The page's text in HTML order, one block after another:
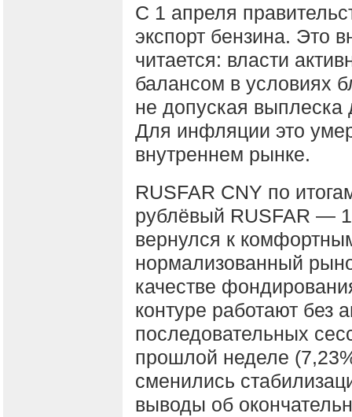
С 1 апреля
экспорт бензина. Это
читается: власти
балансом в условиях
не допуская выплеска
Для инфляции это
внутреннем рынке.
RUSFAR CNY по
рублёвый RUSFAR —
вернулся к
нормализованный
качестве
контуре работают без
последовательных
прошлой неделе
сменились
выводы об